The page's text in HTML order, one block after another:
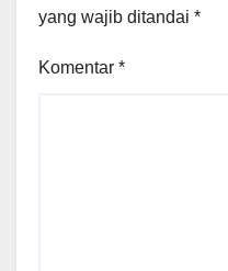
yang wajib ditandai *
Komentar *